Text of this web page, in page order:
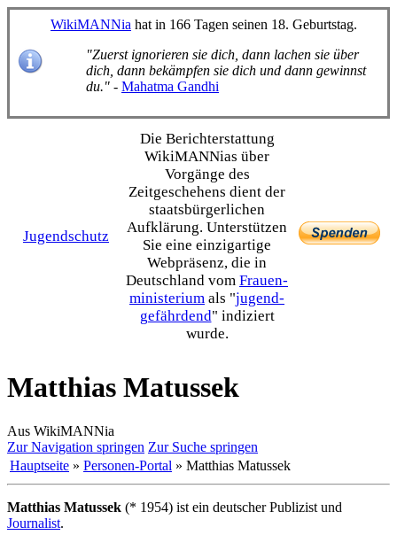
WikiMANNia hat in 166 Tagen seinen 18. Geburtstag.
"Zuerst ignorieren sie dich, dann lachen sie über
dich, dann bekämpfen sie dich und dann gewinnst
du." - Mahatma Gandhi
Jugendschutz
Die Bericht­erstattung
WikiMANNias über
Vorgänge des
Zeitgeschehens dient der
staats­bürgerlichen
Aufklärung. Unterstützen
Sie eine einzig­artige
Webpräsenz, die in
Deutschland vom Frauen­
ministerium als "jugend­
gefährdend" indiziert
wurde.
Matthias Matussek
Aus WikiMANNia
Zur Navigation springen Zur Suche springen
Hauptseite » Personen-Portal » Matthias Matussek
Matthias Matussek (* 1954) ist ein deutscher Publizist und
Journalist.